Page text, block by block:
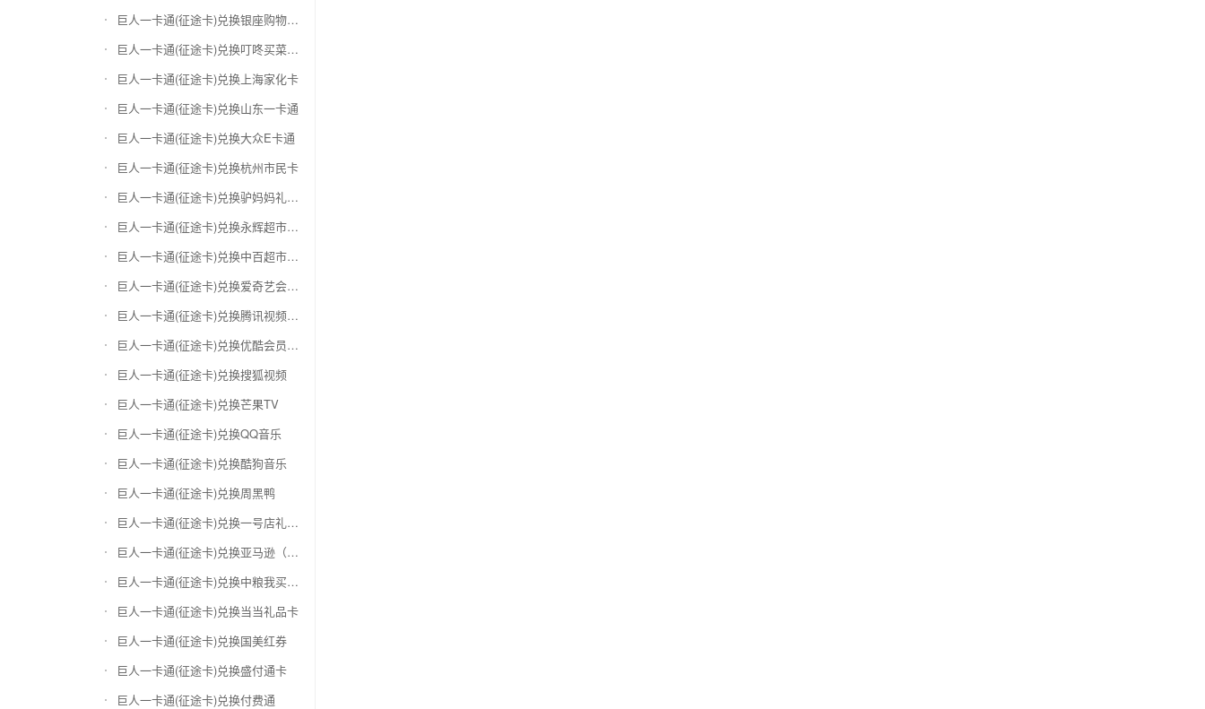
巨人一卡通(征途卡)兑换银座购物卡（黑卡）
巨人一卡通(征途卡)兑换叮咚买菜（限通用礼品卡）
巨人一卡通(征途卡)兑换上海家化卡
巨人一卡通(征途卡)兑换山东一卡通
巨人一卡通(征途卡)兑换大众E卡通
巨人一卡通(征途卡)兑换杭州市民卡
巨人一卡通(征途卡)兑换驴妈妈礼品卡
巨人一卡通(征途卡)兑换永辉超市卡（限实体卡）
巨人一卡通(征途卡)兑换中百超市购物卡
巨人一卡通(征途卡)兑换爱奇艺会员激活码
巨人一卡通(征途卡)兑换腾讯视频会员激活码
巨人一卡通(征途卡)兑换优酷会员激活码
巨人一卡通(征途卡)兑换搜狐视频
巨人一卡通(征途卡)兑换芒果TV
巨人一卡通(征途卡)兑换QQ音乐
巨人一卡通(征途卡)兑换酷狗音乐
巨人一卡通(征途卡)兑换周黑鸭
巨人一卡通(征途卡)兑换一号店礼品卡
巨人一卡通(征途卡)兑换亚马逊（只要实体卡）
巨人一卡通(征途卡)兑换中粮我买网礼品卡
巨人一卡通(征途卡)兑换当当礼品卡
巨人一卡通(征途卡)兑换国美红券
巨人一卡通(征途卡)兑换盛付通卡
巨人一卡通(征途卡)兑换付费通